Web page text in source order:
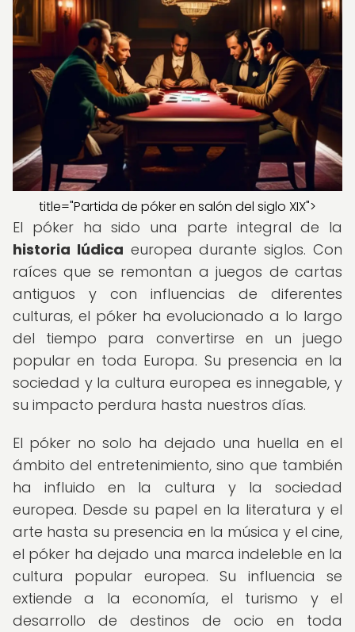
title="Partida de póker en salón del siglo XIX">
El póker ha sido una parte integral de la
historia lúdica europea durante siglos. Con
raíces que se remontan a juegos de cartas
antiguos y con influencias de diferentes
culturas, el póker ha evolucionado a lo largo
del tiempo para convertirse en un juego
popular en toda Europa. Su presencia en la
sociedad y la cultura europea es innegable, y
su impacto perdura hasta nuestros días.
El póker no solo ha dejado una huella en el
ámbito del entretenimiento, sino que también
ha influido en la cultura y la sociedad
europea. Desde su papel en la literatura y el
arte hasta su presencia en la música y el cine,
el póker ha dejado una marca indeleble en la
cultura popular europea. Su influencia se
extiende a la economía, el turismo y el
desarrollo de destinos de ocio en toda